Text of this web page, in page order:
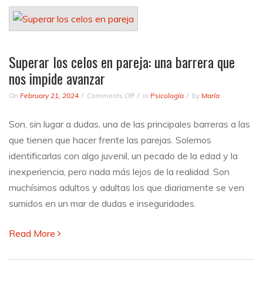
Superar los celos en pareja: una barrera que
nos impide avanzar
On February 21, 2024 Comments Offon
celos
en
pareja:
barrera
que
nos
in Psicología by María
Son, sin lugar a dudas, una de las principales barreras a las
que tienen que hacer frente las parejas. Solemos
identificarlas con algo juvenil, un pecado de la edad y la
inexperiencia, pero nada más lejos de la realidad. Son
muchísimos adultos y adultas los que diariamente se ven
sumidos en un mar de dudas e inseguridades.
Read More